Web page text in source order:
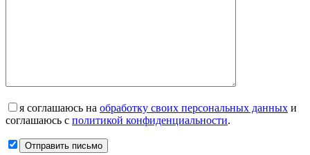
я соглашаюсь на обработку своих персональных данных и
соглашаюсь с политикой конфиденциальности.